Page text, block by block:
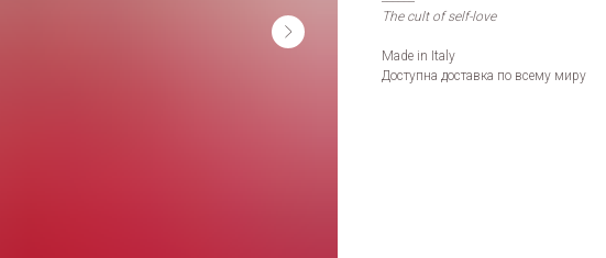
The cult of self-love
Made in Italy
Доступна доставка по всему миру